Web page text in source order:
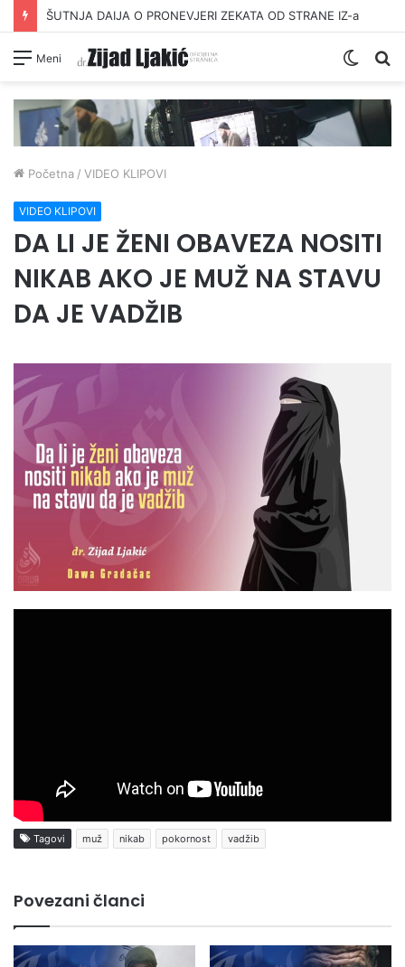
ŠUTNJA DAIJA O PRONEVJERI ZEKATA OD STRANE IZ-a
Meni
Switch
Početna / VIDEO KLIPOVI
VIDEO KLIPOVI
DA LI JE ŽENI OBAVEZA NOSITI
NIKAB AKO JE MUŽ NA STAVU
DA JE VADŽIB
Tagovi muž nikab pokornost vadžib
Povezani članci